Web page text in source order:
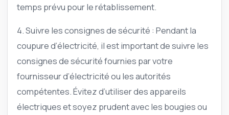
temps prévu pour le rétablissement.
4. Suivre les consignes de sécurité : Pendant la
coupure d’électricité, il est important de suivre les
consignes de sécurité fournies par votre
fournisseur d’électricité ou les autorités
compétentes. Évitez d’utiliser des appareils
électriques et soyez prudent avec les bougies ou